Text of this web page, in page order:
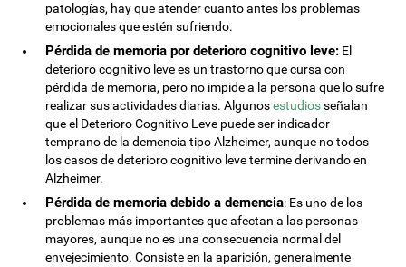
patologías, hay que atender cuanto antes los problemas
emocionales que estén sufriendo.
Pérdida de memoria por deterioro cognitivo leve: El
deterioro cognitivo leve es un trastorno que cursa con
pérdida de memoria, pero no impide a la persona que lo sufre
realizar sus actividades diarias. Algunosestudiosseñalan
que el Deterioro Cognitivo Leve puede ser indicador
temprano de la demencia tipo Alzheimer, aunque no todos
los casos de deterioro cognitivo leve termine derivando en
Alzheimer.
Pérdida de memoria debido a demencia: Es uno de los
problemas más importantes que afectan a las personas
mayores, aunque no es una consecuencia normal del
envejecimiento. Consiste en la aparición, generalmente